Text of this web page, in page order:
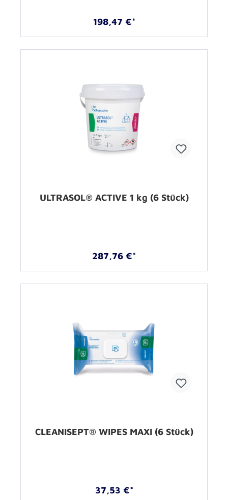
198,47 €*
ULTRASOL® ACTIVE 1 kg (6 Stück)
287,76 €*
CLEANISEPT® WIPES MAXI (6 Stück)
37,53 €*